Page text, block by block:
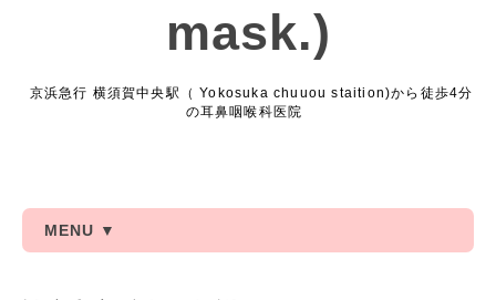
mask.)
京浜急行 横須賀中央駅（ Yokosuka chuuou staition)から徒歩4分
の耳鼻咽喉科医院
MENU ▼